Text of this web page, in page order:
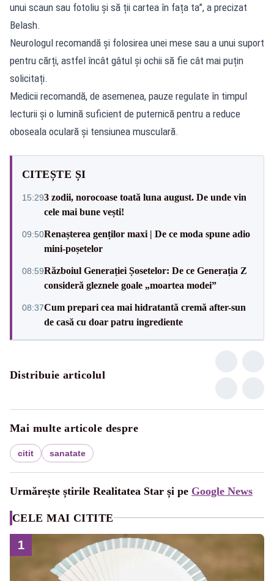
unui scaun sau fotoliu și să ții cartea în fața ta”, a precizat
Belash.
Neurologul recomandă și folosirea unei mese sau a unui suport
pentru cărți, astfel încât gâtul și ochii să fie cât mai puțin
solicitați.
Medicii recomandă, de asemenea, pauze regulate în timpul
lecturii și o lumină suficient de puternică pentru a reduce
oboseala oculară și tensiunea musculară.
CITEȘTE ȘI
15:293 zodii, norocoase toată luna august. De unde vin
cele mai bune vești!
09:50Renașterea genților maxi | De ce moda spune adio
mini-poșetelor
08:59Războiul Generației Șosetelor: De ce Generația Z
consideră gleznele goale „moartea modei”
08:37Cum prepari cea mai hidratantă cremă after-sun
de casă cu doar patru ingrediente
Distribuie articolul
Mai multe articole despre
citit sanatate
Urmărește știrile Realitatea Star și pe Google News
CELE MAI CITITE
1